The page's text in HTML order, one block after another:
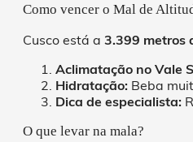
Como vencer o Mal de
Cusco está a 3.399 metros
Aclimatação no Vale
Hidratação: Beba
Dica de especialista:
O que levar na mala?